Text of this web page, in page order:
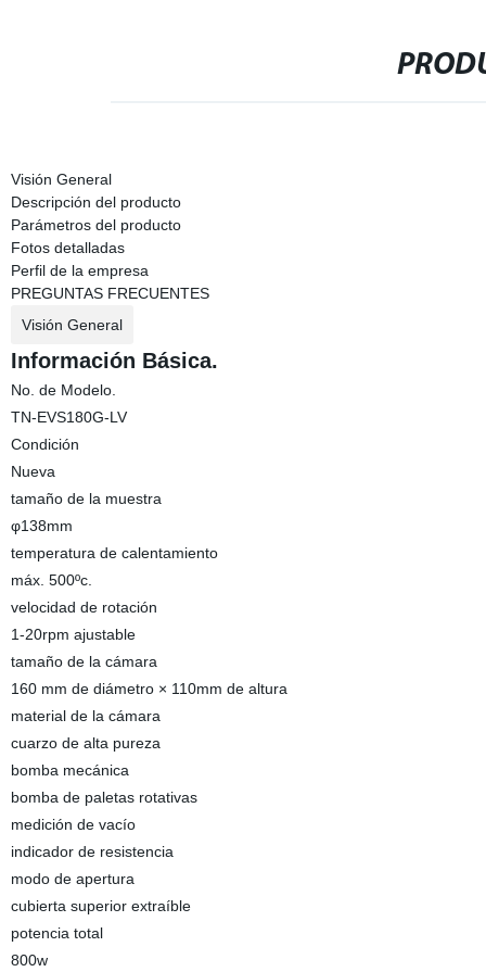
Visión General
Descripción del producto
Parámetros del producto
Fotos detalladas
Perfil de la empresa
PREGUNTAS FRECUENTES
Visión General
Información Básica.
No. de Modelo.
TN-EVS180G-LV
Condición
Nueva
tamaño de la muestra
φ138mm
temperatura de calentamiento
máx. 500ºc.
velocidad de rotación
1-20rpm ajustable
tamaño de la cámara
160 mm de diámetro × 110mm de altura
material de la cámara
cuarzo de alta pureza
bomba mecánica
bomba de paletas rotativas
medición de vacío
indicador de resistencia
modo de apertura
cubierta superior extraíble
potencia total
800w